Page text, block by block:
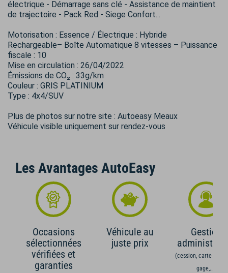
électrique - Démarrage sans clé - Assistance de maintient
de trajectoire - Pack Red - Siege Confort...
Motorisation : Essence / Électrique : Hybride
Rechargeable– Boîte Automatique 8 vitesses – Puissance
fiscale : 10
Mise en circulation : 26/04/2022
Émissions de CO₂ : 33g/km
Couleur : GRIS PLATINIUM
Type : 4x4/SUV
Plus de photos sur notre site : Autoeasy Meaux
Véhicule visible uniquement sur rendez-vous
Les Avantages AutoEasy
Occasions
sélectionnées
vérifiées et
garanties
Véhicule au
juste prix
Gestion
(cession, carte grise,
gage,...)